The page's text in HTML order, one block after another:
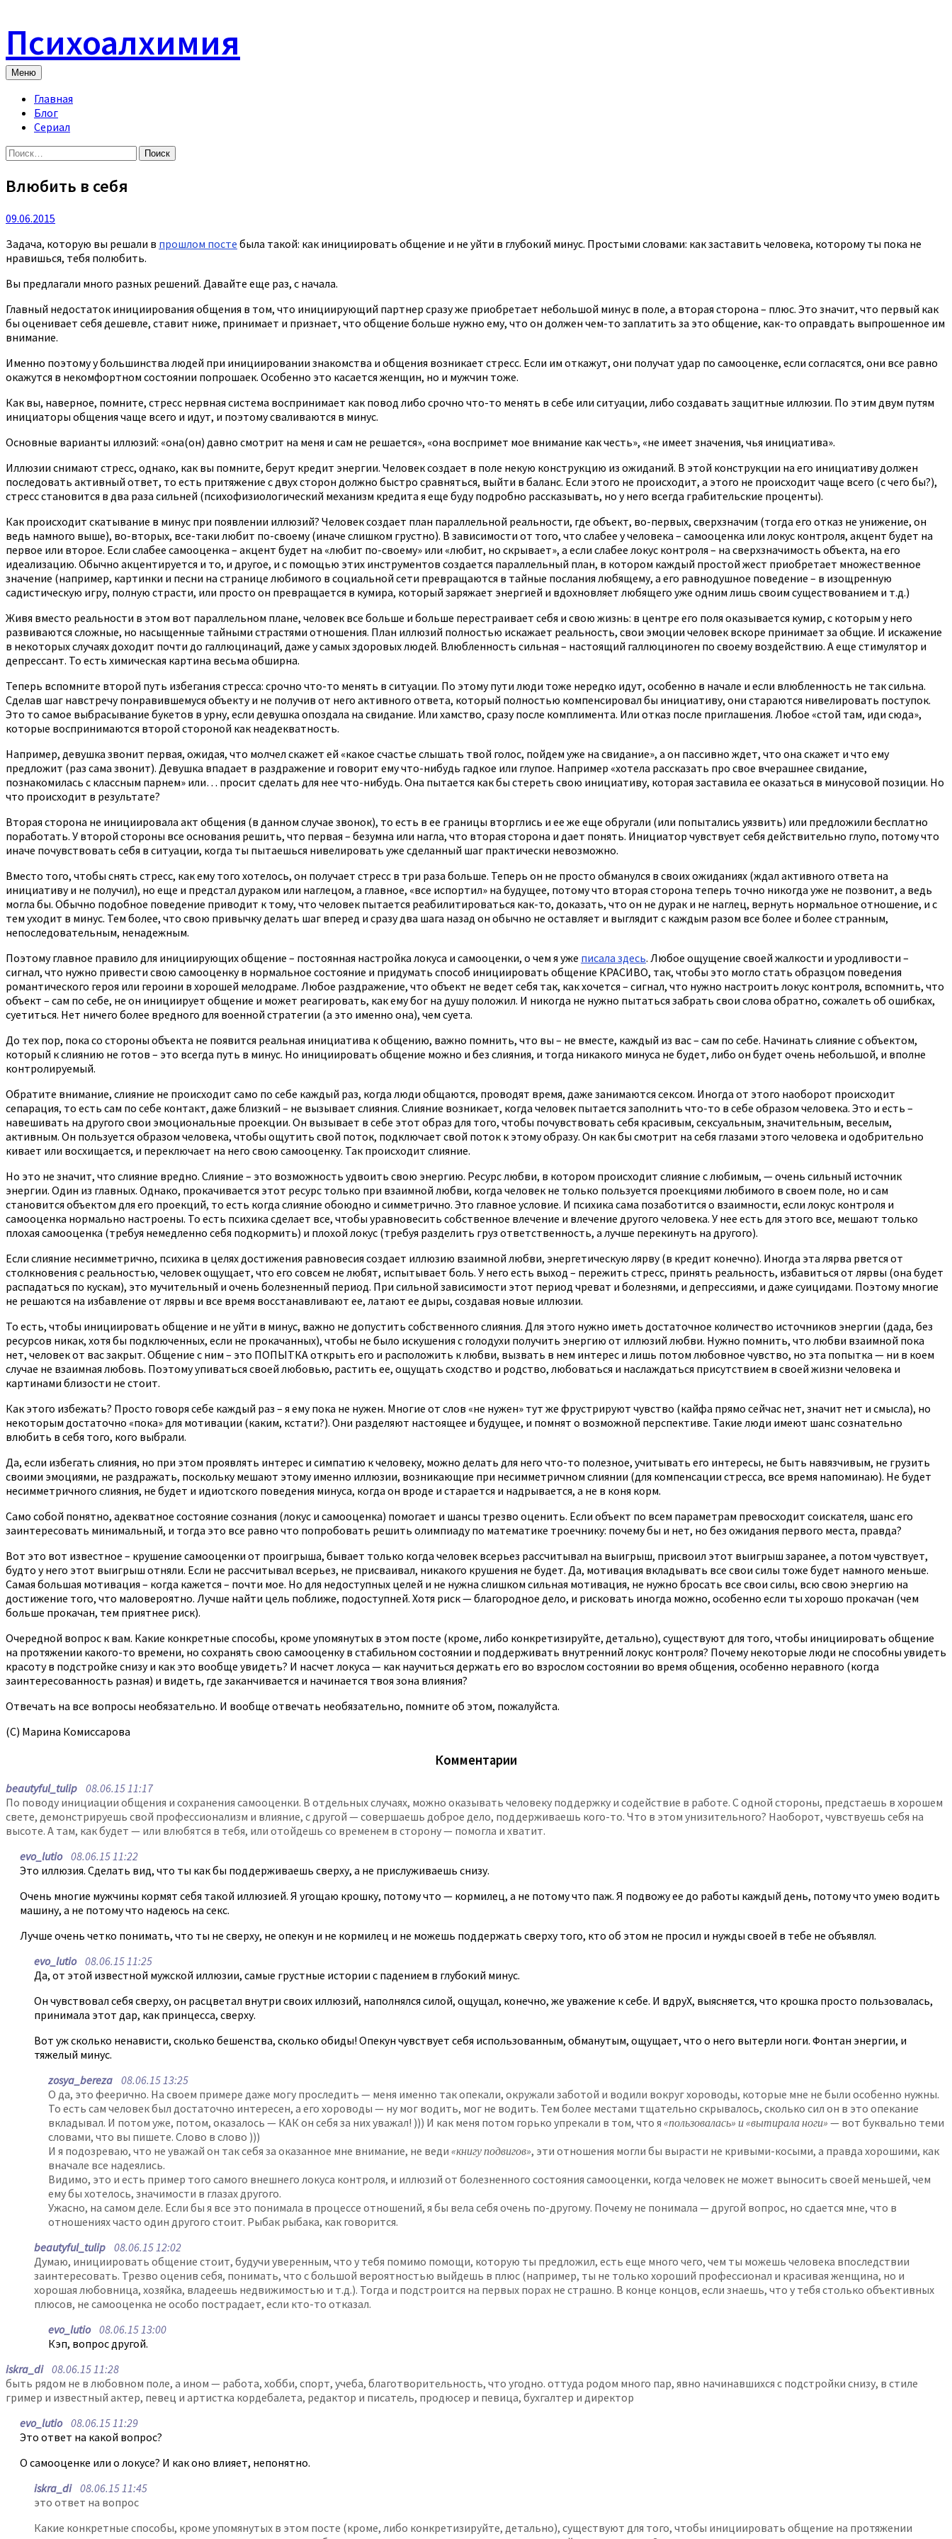
content
Психоалхимия
Меню
Главная
Блог
Сериал
Найти:
Влюбить в себя
09.06.2015
Задача, которую вы решали в прошлом посте была такой: как инициировать общение и не уйти в глубокий минус. Простыми словами: как заставить человека, которому ты пока не
нравишься, тебя полюбить.
Вы предлагали много разных решений. Давайте еще раз, с начала.
Главный недостаток инициирования общения в том, что инициирующий партнер сразу же приобретает небольшой минус в поле, а вторая сторона – плюс. Это значит, что первый как
бы оценивает себя дешевле, ставит ниже, принимает и признает, что общение больше нужно ему, что он должен чем-то заплатить за это общение, как-то оправдать выпрошенное им
внимание.
Именно поэтому у большинства людей при инициировании знакомства и общения возникает стресс. Если им откажут, они получат удар по самооценке, если согласятся, они все равно
окажутся в некомфортном состоянии попрошаек. Особенно это касается женщин, но и мужчин тоже.
Как вы, наверное, помните, стресс нервная система воспринимает как повод либо срочно что-то менять в себе или ситуации, либо создавать защитные иллюзии. По этим двум путям
инициаторы общения чаще всего и идут, и поэтому сваливаются в минус.
Основные варианты иллюзий: «она(он) давно смотрит на меня и сам не решается», «она воспримет мое внимание как честь», «не имеет значения, чья инициатива».
Иллюзии снимают стресс, однако, как вы помните, берут кредит энергии. Человек создает в поле некую конструкцию из ожиданий. В этой конструкции на его инициативу должен
последовать активный ответ, то есть притяжение с двух сторон должно быстро сравняться, выйти в баланс. Если этого не происходит, а этого не происходит чаще всего (с чего бы?),
стресс становится в два раза сильней (психофизиологический механизм кредита я еще буду подробно рассказывать, но у него всегда грабительские проценты).
Как происходит скатывание в минус при появлении иллюзий? Человек создает план параллельной реальности, где объект, во-первых, сверхзначим (тогда его отказ не унижение, он
ведь намного выше), во-вторых, все-таки любит по-своему (иначе слишком грустно). В зависимости от того, что слабее у человека – самооценка или локус контроля, акцент будет на
первое или второе. Если слабее самооценка – акцент будет на «любит по-своему» или «любит, но скрывает», а если слабее локус контроля – на сверхзначимость объекта, на его
идеализацию. Обычно акцентируется и то, и другое, и с помощью этих инструментов создается параллельный план, в котором каждый простой жест приобретает множественное
значение (например, картинки и песни на странице любимого в социальной сети превращаются в тайные послания любящему, а его равнодушное поведение – в изощренную
садистическую игру, полную страсти, или просто он превращается в кумира, который заряжает энергией и вдохновляет любящего уже одним лишь своим существованием и т.д.)
Живя вместо реальности в этом вот параллельном плане, человек все больше и больше перестраивает себя и свою жизнь: в центре его поля оказывается кумир, с которым у него
развиваются сложные, но насыщенные тайными страстями отношения. План иллюзий полностью искажает реальность, свои эмоции человек вскоре принимает за общие. И искажение
в некоторых случаях доходит почти до галлюцинаций, даже у самых здоровых людей. Влюбленность сильная – настоящий галлюциноген по своему воздействию. А еще стимулятор и
депрессант. То есть химическая картина весьма обширна.
Теперь вспомните второй путь избегания стресса: срочно что-то менять в ситуации. По этому пути люди тоже нередко идут, особенно в начале и если влюбленность не так сильна.
Сделав шаг навстречу понравившемуся объекту и не получив от него активного ответа, который полностью компенсировал бы инициативу, они стараются нивелировать поступок.
Это то самое выбрасывание букетов в урну, если девушка опоздала на свидание. Или хамство, сразу после комплимента. Или отказ после приглашения. Любое «стой там, иди сюда»,
которые воспринимаются второй стороной как неадекватность.
Например, девушка звонит первая, ожидая, что молчел скажет ей «какое счастье слышать твой голос, пойдем уже на свидание», а он пассивно ждет, что она скажет и что ему
предложит (раз сама звонит). Девушка впадает в раздражение и говорит ему что-нибудь гадкое или глупое. Например «хотела рассказать про свое вчерашнее свидание,
познакомилась с классным парнем» или… просит сделать для нее что-нибудь. Она пытается как бы стереть свою инициативу, которая заставила ее оказаться в минусовой позиции. Но
что происходит в результате?
Вторая сторона не инициировала акт общения (в данном случае звонок), то есть в ее границы вторглись и ее же еще обругали (или попытались уязвить) или предложили бесплатно
поработать. У второй стороны все основания решить, что первая – безумна или нагла, что вторая сторона и дает понять. Инициатор чувствует себя действительно глупо, потому что
иначе почувствовать себя в ситуации, когда ты пытаешься нивелировать уже сделанный шаг практически невозможно.
Вместо того, чтобы снять стресс, как ему того хотелось, он получает стресс в три раза больше. Теперь он не просто обманулся в своих ожиданиях (ждал активного ответа на
инициативу и не получил), но еще и предстал дураком или наглецом, а главное, «все испортил» на будущее, потому что вторая сторона теперь точно никогда уже не позвонит, а ведь
могла бы. Обычно подобное поведение приводит к тому, что человек пытается реабилитироваться как-то, доказать, что он не дурак и не наглец, вернуть нормальное отношение, и с
тем уходит в минус. Тем более, что свою привычку делать шаг вперед и сразу два шага назад он обычно не оставляет и выглядит с каждым разом все более и более странным,
непоследовательным, ненадежным.
Поэтому главное правило для инициирующих общение – постоянная настройка локуса и самооценки, о чем я уже писала здесь. Любое ощущение своей жалкости и уродливости –
сигнал, что нужно привести свою самооценку в нормальное состояние и придумать способ инициировать общение КРАСИВО, так, чтобы это могло стать образцом поведения
романтического героя или героини в хорошей мелодраме. Любое раздражение, что объект не ведет себя так, как хочется – сигнал, что нужно настроить локус контроля, вспомнить, что
объект – сам по себе, не он инициирует общение и может реагировать, как ему бог на душу положил. И никогда не нужно пытаться забрать свои слова обратно, сожалеть об ошибках,
суетиться. Нет ничего более вредного для военной стратегии (а это именно она), чем суета.
До тех пор, пока со стороны объекта не появится реальная инициатива к общению, важно помнить, что вы – не вместе, каждый из вас – сам по себе. Начинать слияние с объектом,
который к слиянию не готов – это всегда путь в минус. Но инициировать общение можно и без слияния, и тогда никакого минуса не будет, либо он будет очень небольшой, и вполне
контролируемый.
Обратите внимание, слияние не происходит само по себе каждый раз, когда люди общаются, проводят время, даже занимаются сексом. Иногда от этого наоборот происходит
сепарация, то есть сам по себе контакт, даже близкий – не вызывает слияния. Слияние возникает, когда человек пытается заполнить что-то в себе образом человека. Это и есть –
навешивать на другого свои эмоциональные проекции. Он вызывает в себе этот образ для того, чтобы почувствовать себя красивым, сексуальным, значительным, веселым,
активным. Он пользуется образом человека, чтобы ощутить свой поток, подключает свой поток к этому образу. Он как бы смотрит на себя глазами этого человека и одобрительно
кивает или восхищается, и переключает на него свою самооценку. Так происходит слияние.
Но это не значит, что слияние вредно. Слияние – это возможность удвоить свою энергию. Ресурс любви, в котором происходит слияние с любимым, — очень сильный источник
энергии. Один из главных. Однако, прокачивается этот ресурс только при взаимной любви, когда человек не только пользуется проекциями любимого в своем поле, но и сам
становится объектом для его проекций, то есть когда слияние обоюдно и симметрично. Это главное условие. И психика сама позаботится о взаимности, если локус контроля и
самооценка нормально настроены. То есть психика сделает все, чтобы уравновесить собственное влечение и влечение другого человека. У нее есть для этого все, мешают только
плохая самооценка (требуя немедленно себя подкормить) и плохой локус (требуя разделить груз ответственность, а лучше перекинуть на другого).
Если слияние несимметрично, психика в целях достижения равновесия создает иллюзию взаимной любви, энергетическую лярву (в кредит конечно). Иногда эта лярва рвется от
столкновения с реальностью, человек ощущает, что его совсем не любят, испытывает боль. У него есть выход – пережить стресс, принять реальность, избавиться от лярвы (она будет
распадаться по кускам), это мучительный и очень болезненный период. При сильной зависимости этот период чреват и болезнями, и депрессиями, и даже суицидами. Поэтому многие
не решаются на избавление от лярвы и все время восстанавливают ее, латают ее дыры, создавая новые иллюзии.
То есть, чтобы инициировать общение и не уйти в минус, важно не допустить собственного слияния. Для этого нужно иметь достаточное количество источников энергии (дада, без
ресурсов никак, хотя бы подключенных, если не прокачанных), чтобы не было искушения с голодухи получить энергию от иллюзий любви. Нужно помнить, что любви взаимной пока
нет, человек от вас закрыт. Общение с ним – это ПОПЫТКА открыть его и расположить к любви, вызвать в нем интерес и лишь потом любовное чувство, но эта попытка — ни в коем
случае не взаимная любовь. Поэтому упиваться своей любовью, растить ее, ощущать сходство и родство, любоваться и наслаждаться присутствием в своей жизни человека и
картинами близости не стоит.
Как этого избежать? Просто говоря себе каждый раз – я ему пока не нужен. Многие от слов «не нужен» тут же фрустрируют чувство (кайфа прямо сейчас нет, значит нет и смысла), но
некоторым достаточно «пока» для мотивации (каким, кстати?). Они разделяют настоящее и будущее, и помнят о возможной перспективе. Такие люди имеют шанс сознательно
влюбить в себя того, кого выбрали.
Да, если избегать слияния, но при этом проявлять интерес и симпатию к человеку, можно делать для него что-то полезное, учитывать его интересы, не быть навязчивым, не грузить
своими эмоциями, не раздражать, поскольку мешают этому именно иллюзии, возникающие при несимметричном слиянии (для компенсации стресса, все время напоминаю). Не будет
несимметричного слияния, не будет и идиотского поведения минуса, когда он вроде и старается и надрывается, а не в коня корм.
Само собой понятно, адекватное состояние сознания (локус и самооценка) помогает и шансы трезво оценить. Если объект по всем параметрам превосходит соискателя, шанс его
заинтересовать минимальный, и тогда это все равно что попробовать решить олимпиаду по математике троечнику: почему бы и нет, но без ожидания первого места, правда?
Вот это вот известное – крушение самооценки от проигрыша, бывает только когда человек всерьез рассчитывал на выигрыш, присвоил этот выигрыш заранее, а потом чувствует,
будто у него этот выигрыш отняли. Если не рассчитывал всерьез, не присваивал, никакого крушения не будет. Да, мотивация вкладывать все свои силы тоже будет намного меньше.
Самая большая мотивация – когда кажется – почти мое. Но для недоступных целей и не нужна слишком сильная мотивация, не нужно бросать все свои силы, всю свою энергию на
достижение того, что маловероятно. Лучше найти цель поближе, подоступней. Хотя риск — благородное дело, и рисковать иногда можно, особенно если ты хорошо прокачан (чем
больше прокачан, тем приятнее риск).
Очередной вопрос к вам. Какие конкретные способы, кроме упомянутых в этом посте (кроме, либо конкретизируйте, детально), существуют для того, чтобы инициировать общение
на протяжении какого-то времени, но сохранять свою самооценку в стабильном состоянии и поддерживать внутренний локус контроля? Почему некоторые люди не способны увидеть
красоту в подстройке снизу и как это вообще увидеть? И насчет локуса — как научиться держать его во взрослом состоянии во время общения, особенно неравного (когда
заинтересованность разная) и видеть, где заканчивается и начинается твоя зона влияния?
Отвечать на все вопросы необязательно. И вообще отвечать необязательно, помните об этом, пожалуйста.
(С) Марина Комиссарова
Комментарии
beautyful_tulip 08.06.15 11:17
По поводу инициации общения и сохранения самооценки. В отдельных случаях, можно оказывать человеку поддержку и содействие в работе. С одной стороны, предстаешь в хорошем
свете, демонстрируешь свой профессионализм и влияние, с другой — совершаешь доброе дело, поддерживаешь кого-то. Что в этом унизительного? Наоборот, чувствуешь себя на
высоте. А там, как будет — или влюбятся в тебя, или отойдешь со временем в сторону — помогла и хватит.
evo_lutio08.06.15 11:22
Это иллюзия. Сделать вид, что ты как бы поддерживаешь сверху, а не прислуживаешь снизу.
Очень многие мужчины кормят себя такой иллюзией. Я угощаю крошку, потому что — кормилец, а не потому что паж. Я подвожу ее до работы каждый день, потому что умею водить
машину, а не потому что надеюсь на секс.
Лучше очень четко понимать, что ты не сверху, не опекун и не кормилец и не можешь поддержать сверху того, кто об этом не просил и нужды своей в тебе не объявлял.
evo_lutio08.06.15 11:25
Да, от этой известной мужской иллюзии, самые грустные истории с падением в глубокий минус.
Он чувствовал себя сверху, он расцветал внутри своих иллюзий, наполнялся силой, ощущал, конечно, же уважение к себе. И вдруХ, выясняется, что крошка просто пользовалась,
принимала этот дар, как принцесса, сверху.
Вот уж сколько ненависти, сколько бешенства, сколько обиды! Опекун чувствует себя использованным, обманутым, ощущает, что о него вытерли ноги. Фонтан энергии, и
тяжелый минус.
zosya_bereza 08.06.15 13:25
О да, это феерично. На своем примере даже могу проследить — меня именно так опекали, окружали заботой и водили вокруг хороводы, которые мне не были особенно нужны.
То есть сам человек был достаточно интересен, а его хороводы — ну мог водить, мог не водить. Тем более местами тщательно скрывалось, сколько сил он в это опекание
вкладывал. И потом уже, потом, оказалось — КАК он себя за них уважал! ))) И как меня потом горько упрекали в том, что я «пользовалась» и «вытирала ноги» — вот буквально теми
словами, что вы пишете. Слово в слово )))
И я подозреваю, что не уважай он так себя за оказанное мне внимание, не веди «книгу подвигов», эти отношения могли бы вырасти не кривыми-косыми, а правда хорошими, как
вначале все надеялись.
Видимо, это и есть пример того самого внешнего локуса контроля, и иллюзий от болезненного состояния самооценки, когда человек не может выносить своей меньшей, чем
ему бы хотелось, значимости в глазах другого.
Ужасно, на самом деле. Если бы я все это понимала в процессе отношений, я бы вела себя очень по-другому. Почему не понимала — другой вопрос, но сдается мне, что в
отношениях часто один другого стоит. Рыбак рыбака, как говорится.
beautyful_tulip 08.06.15 12:02
Думаю, инициировать общение стоит, будучи уверенным, что у тебя помимо помощи, которую ты предложил, есть еще много чего, чем ты можешь человека впоследствии
заинтересовать. Трезво оценив себя, понимать, что с большой вероятностью выйдешь в плюс (например, ты не только хороший профессионал и красивая женщина, но и
хорошая любовница, хозяйка, владеешь недвижимостью и т.д.). Тогда и подстроится на первых порах не страшно. В конце концов, если знаешь, что у тебя столько объективных
плюсов, не самооценка не особо пострадает, если кто-то отказал.
evo_lutio08.06.15 13:00
Кэп, вопрос другой.
iskra_di08.06.15 11:28
быть рядом не в любовном поле, а ином — работа, хобби, спорт, учеба, благотворительность, что угодно. оттуда родом много пар, явно начинавшихся с подстройки снизу, в стиле
гример и известный актер, певец и артистка кордебалета, редактор и писатель, продюсер и певица, бухгалтер и директор
evo_lutio08.06.15 11:29
Это ответ на какой вопрос?
О самооценке или о локусе? И как оно влияет, непонятно.
iskra_di08.06.15 11:45
это ответ на вопрос
Какие конкретные способы, кроме упомянутых в этом посте (кроме, либо конкретизируйте, детально), существуют для того, чтобы инициировать общение на протяжении